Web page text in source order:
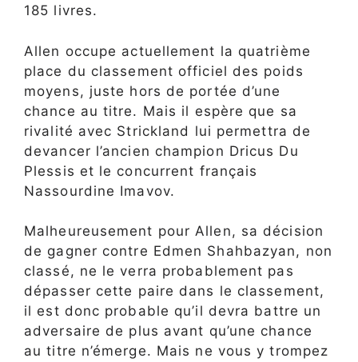
185 livres.
Allen occupe actuellement la quatrième
place du classement officiel des poids
moyens, juste hors de portée d’une
chance au titre. Mais il espère que sa
rivalité avec Strickland lui permettra de
devancer l’ancien champion Dricus Du
Plessis et le concurrent français
Nassourdine Imavov.
Malheureusement pour Allen, sa décision
de gagner contre Edmen Shahbazyan, non
classé, ne le verra probablement pas
dépasser cette paire dans le classement,
il est donc probable qu’il devra battre un
adversaire de plus avant qu’une chance
au titre n’émerge. Mais ne vous y trompez